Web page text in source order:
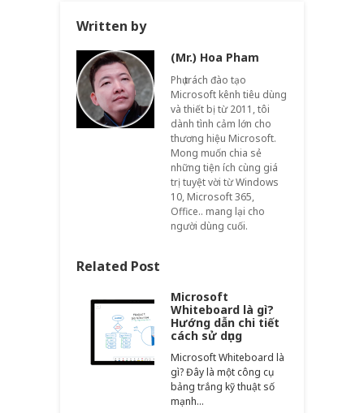
Written by
(Mr.) Hoa Pham
Phụ trách đào tạo
Microsoft kênh tiêu dùng
và thiết bị từ 2011, tôi
dành tình cảm lớn cho
thương hiệu Microsoft.
Mong muốn chia sẻ
những tiện ích cùng giá
trị tuyệt vời từ Windows
10, Microsoft 365,
Office.. mang lại cho
người dùng cuối.
Related Post
Microsoft
Whiteboard là gì?
Hướng dẫn chi tiết
cách sử dụng
Microsoft Whiteboard là
gì? Đây là một công cụ
bảng trắng kỹ thuật số
mạnh…